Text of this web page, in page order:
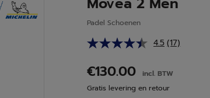
Padel Schoenen
4.5 Lees
Dezelfde
paginalink.
(17)
€130.00
incl. BTW
Gratis levering en retour